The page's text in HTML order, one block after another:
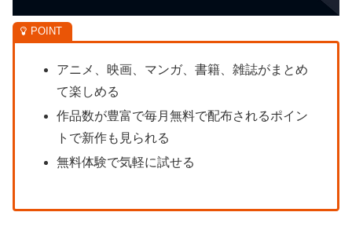
アニメ、映画、マンガ、書籍、雑誌がまとめ
て楽しめる
作品数が豊富で毎月無料で配布されるポイン
トで新作も見られる
無料体験で気軽に試せる